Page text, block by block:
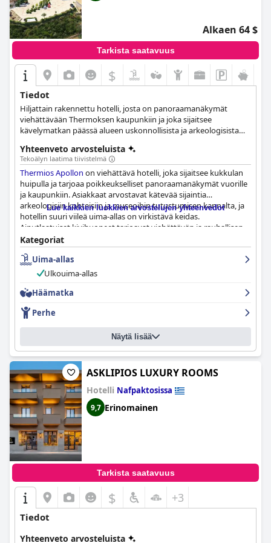
Alkaen 64 $
Tarkista saatavuus
$
Tiedot
Hiljattain rakennettu hotelli, josta on panoraamanäkymät
viehättävään Thermoksen kaupunkiin ja joka sijaitsee
kävelymatkan päässä alueen uskonnollisista ja arkeologisista
Yhteenveto arvosteluista
Tekoälyn laatima tiivistelmä
Thermios Apollon on viehättävä hotelli, joka sijaitsee kukkulan
huipulla ja tarjoaa poikkeukselliset panoraamanäkymät vuorille
ja kaupunkiin. Asiakkaat arvostavat kätevää sijaintia
arkeologisiin kohteisiin ja museoihin tutustumisen kannalta, ja
hotellin suuri viileä uima-allas on virkistävä keidas.
Ainutlaatuiset kivihuoneet tarjoavat viehättävän ja rauhallisen
pakopaikan. Hotellin ravintolassa ja uima-altaan äärellä
sijaitsevassa tavernassa tarjoillaan herkullista ja jopa
"hämmästyttävää" ruokaa moitteettomalla palvelulla, ja
buffetaamiainen tarjoaa hyvän valikoiman ja kotitekoisia
vieraat kehuvat henkilökunnan ystävällisyyttä ja avuliaisuutta.
lukien sisä- ja ulkoleikkialueet. Vaikka parantamisen varaa onkin,
Thermios Apollonon kaunis hotelli, joka ylittää odotukset
tarjotessaan palveluita nautinnollista oleskelua varten.
Lue kaikkien luokkien arvostelujen yhteenvedot
Kategoriat
Uima-allas
Ulkouima-allas
Häämatka
Perhe
Näytä lisää
ASKLIPIOS LUXURY ROOMS
Hotelli Nafpaktosissa
9,7 Erinomainen
Tarkista saatavuus
$ +3
Tiedot
Yhteenveto arvosteluista